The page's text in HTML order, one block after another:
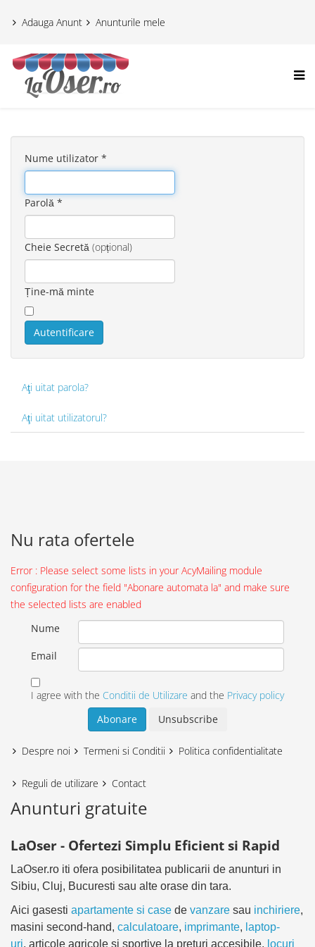
Adauga Anunt Anunturile mele
Nume utilizator *
Parolă *
Cheie Secretă (opțional)
Ține-mă minte
Autentificare
Aţi uitat parola?
Aţi uitat utilizatorul?
Nu rata ofertele
Error : Please select some lists in your AcyMailing module
configuration for the field "Abonare automata la" and make sure
the selected lists are enabled
Nume
Email
I agree with the Conditii de Utilizare and the Privacy policy
Despre noi Termeni si Conditii Politica confidentialitate
Reguli de utilizare Contact
Anunturi gratuite
LaOser - Ofertezi Simplu Eficient si Rapid
LaOser.ro iti ofera posibilitatea publicarii de anunturi in
Sibiu, Cluj, Bucuresti sau alte orase din tara.
Aici gasesti apartamente si case de vanzare sau inchiriere,
masini second-hand, calculatoare, imprimante, laptop-
uri, articole agricole si sportive la preturi accesibile, locuri